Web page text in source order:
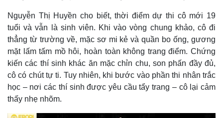
Nguyễn Thị Huyền cho biết, thời điểm dự thi cô mới 19
tuổi và vẫn là sinh viên. Khi vào vòng chung khảo, cô đi
thẳng từ trường về, mặc sơ mi kẻ và quần bo ống, gương
mặt lấm tấm mồ hôi, hoàn toàn không trang điểm. Chứng
kiến các thí sinh khác ăn mặc chỉn chu, son phấn đầy đủ,
cô có chút tự ti. Tuy nhiên, khi bước vào phần thi nhân trắc
học – nơi các thí sinh được yêu cầu tẩy trang – cô lại cảm
thấy nhẹ nhõm.